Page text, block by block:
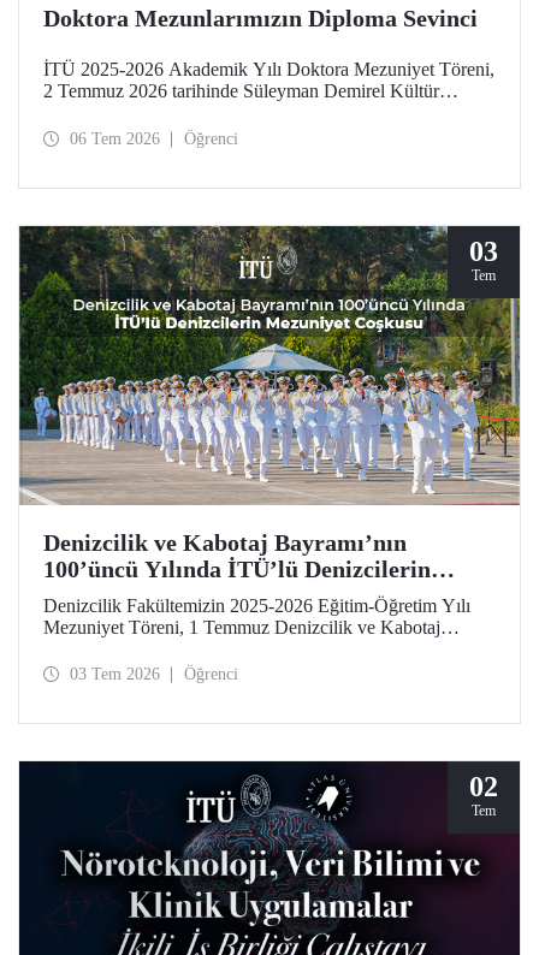
Doktora Mezunlarımızın Diploma Sevinci
İTÜ 2025-2026 Akademik Yılı Doktora Mezuniyet Töreni,
2 Temmuz 2026 tarihinde Süleyman Demirel Kültür
“Doktora Özel Ödülleri” ve “En Başarılı Doktora Tez
06 Tem 2026 Öğrenci
03
Tem
Denizcilik ve Kabotaj Bayramı’nın
100’üncü Yılında İTÜ’lü Denizcilerin
Mezuniyet Coşkusu
Denizcilik Fakültemizin 2025-2026 Eğitim-Öğretim Yılı
Mezuniyet Töreni, 1 Temmuz Denizcilik ve Kabotaj
düzenlendi. İTÜ’lüler, mezuniyet sevinçlerini aileleriyle ve
03 Tem 2026 Öğrenci
02
Tem